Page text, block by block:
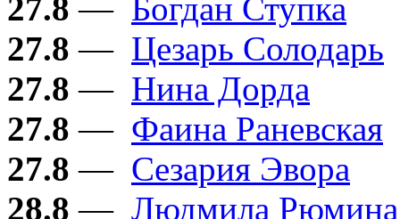
27.8 — Богдан Ступка
27.8 — Цезарь Солодарь
27.8 — Нина Дорда
27.8 — Фаина Раневская
27.8 — Сезария Эвора
28.8 — Людмила Рюмина